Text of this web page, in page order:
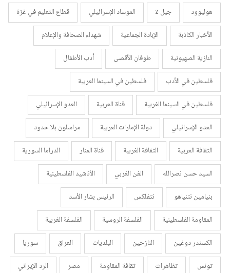
هوليوود
جيل z الموساد الإسرائيلي
قطاع التعليم في غزة
الأخبار الكاذبة
الإبادة الجماعية
شهداء الصحافة والإعلام
النازية الصهيونية
طوفان الأقصى
أدب الأطفال
فلسطين في الأدب
فلسطين في السينما العربية
فلسطين في السينما الغربية
قناة العربية
العدو الإسرائيلي
العدو الإسرائيلي
دولة الإمارات العربية
مراسلون بلا حدود
الثقافة العربية
الثقافة الغربية قناة المنار
الدراما السورية
السيد حسن نصرالله
الفن الغربي
الأناشيد الفلسطينية
بنيامين نتنياهو
نتفلكس
الرئيس بشار الأسد
المقاومة الفلسطينية
الفلسفة الروسية
الفلسفة الغربية
الكسندر دوغين
النازحين البلديات العراق
سوريا
تونس
تظاهرات ثقافة المقاومة مصر
الرد الإيراني